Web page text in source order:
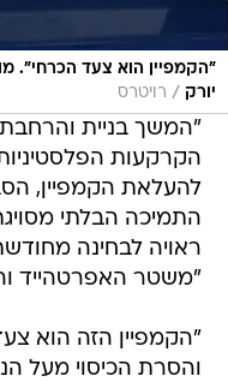
"הקמפיין הוא צעד הכרחי".
יורק / רויטרס
"המשך בניית
הקרקעות
להעלאת הקמפיין,
התמיכה הבלתי
ראויה לבחינה
"משטר האפרטהייד
"הקמפיין הזה הוא
והסרת הכיסוי מעל